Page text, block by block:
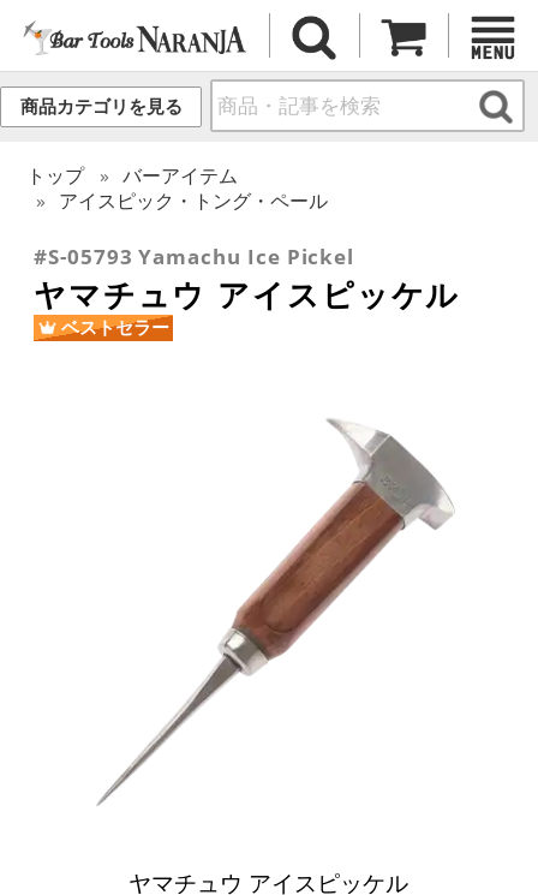
商品カテゴリを見る
トップ
バーアイテム
アイスピック・トング・ペール
#S-05793 Yamachu Ice Pickel
ヤマチュウ アイスピッケル
ベストセラー
ヤマチュウ アイスピッケル